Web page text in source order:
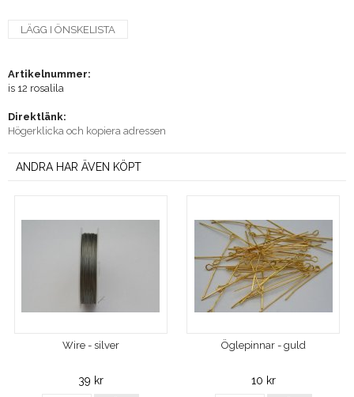
LÄGG I ÖNSKELISTA
Artikelnummer:
is 12 rosalila
Direktlänk:
Högerklicka och kopiera adressen
ANDRA HAR ÄVEN KÖPT
Wire - silver
39 kr
Öglepinnar - guld
10 kr